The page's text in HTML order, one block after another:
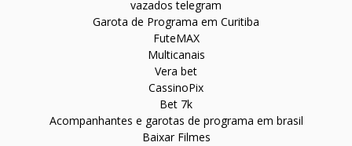
vazados telegram
Garota de Programa em Curitiba
FuteMAX
Multicanais
Vera bet
CassinoPix
Bet 7k
Acompanhantes e garotas de programa em brasil
Baixar Filmes